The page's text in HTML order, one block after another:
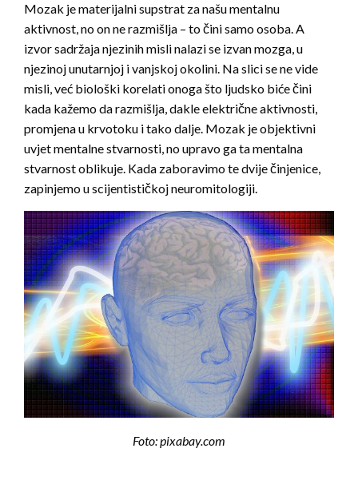
Mozak je materijalni supstrat za našu mentalnu
aktivnost, no on ne razmišlja – to čini samo osoba. A
izvor sadržaja njezinih misli nalazi se izvan mozga, u
njezinoj unutarnjoj i vanjskoj okolini. Na slici se ne vide
misli, već biološki korelati onoga što ljudsko biće čini
kada kažemo da razmišlja, dakle električne aktivnosti,
promjena u krvotoku i tako dalje. Mozak je objektivni
uvjet mentalne stvarnosti, no upravo ga ta mentalna
stvarnost oblikuje. Kada zaboravimo te dvije činjenice,
zapinjemo u scijentističkoj neuromitologiji.
Foto: pixabay.com